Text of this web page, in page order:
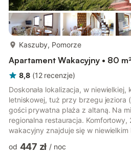
Kaszuby, Pomorze
Apartament Wakacyjny • 80
8,8 (12 recenzje)
Doskonała lokalizacja, w
letniskowej, tuż przy brzegu jeziora
gości prywatna plaża z altaną. Na
regionalna restauracja.
wakacyjny znajduje się w
zboczu i wejście do apartamentu
od 447 zł / noc